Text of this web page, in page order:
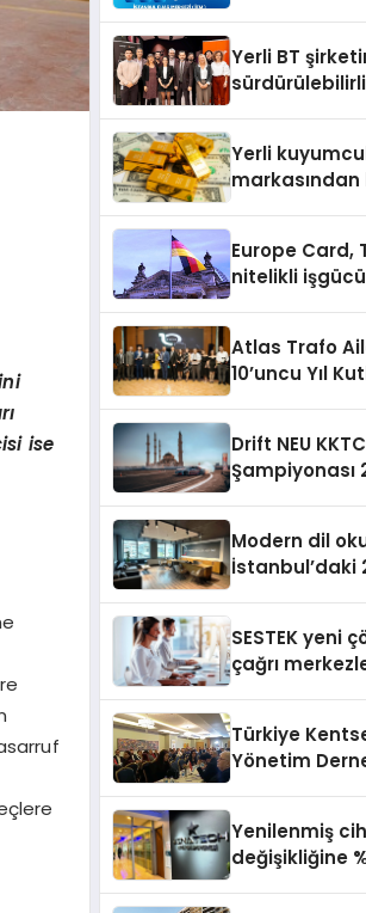
ise
Yerli BT
Yerli
markasından
Europe Card,
nitelikli
Atlas Trafo
10’uncu Yıl
Drift NEU
Şampiyonası
Modern dil
İstanbul’daki
SESTEK yeni
çağrı
Türkiye
Yönetim
Yenilenmiş
değişikliğine